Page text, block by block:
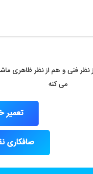
فنی و هم از نظر ظاهری
می کنه
تعمیر
صافکاری